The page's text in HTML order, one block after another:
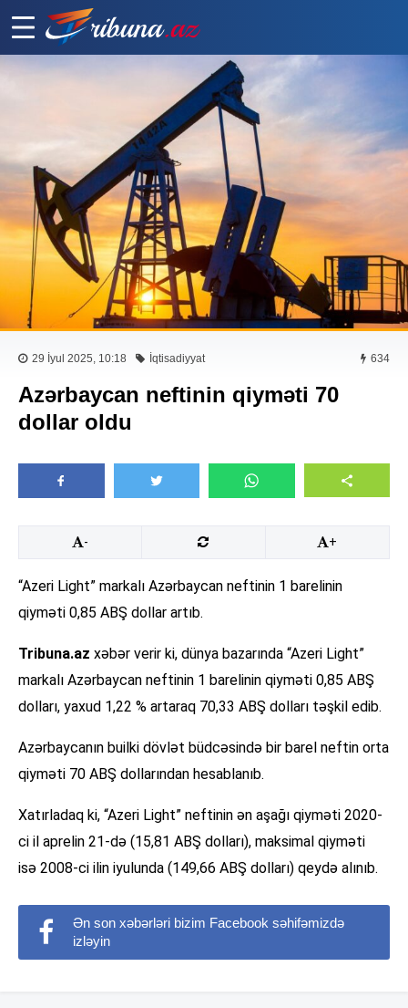
29 İyul 2025, 10:18 İqtisadiyyat 634
Azərbaycan neftinin qiyməti 70
dollar oldu
- +
“Azeri Light” markalı Azərbaycan neftinin 1 barelinin
qiyməti 0,85 ABŞ dollar artıb.
Tribuna.az xəbər verir ki, dünya bazarında “Azeri Light”
markalı Azərbaycan neftinin 1 barelinin qiyməti 0,85 ABŞ
dolları, yaxud 1,22 % artaraq 70,33 ABŞ dolları təşkil edib.
Azərbaycanın builki dövlət büdcəsində bir barel neftin orta
qiyməti 70 ABŞ dollarından hesablanıb.
Xatırladaq ki, “Azeri Light” neftinin ən aşağı qiyməti 2020-
ci il aprelin 21-də (15,81 ABŞ dolları), maksimal qiyməti
isə 2008-ci ilin iyulunda (149,66 ABŞ dolları) qeydə alınıb.
Ən son xəbərləri bizim Facebook səhifəmizdə
izləyin